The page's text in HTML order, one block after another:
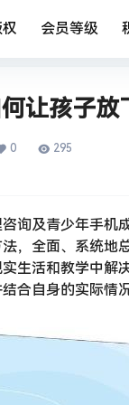
会员等级
何让孩子
0 295
询及青少年手机
，全面、系统地
生活和教学中解
合自身的实际情